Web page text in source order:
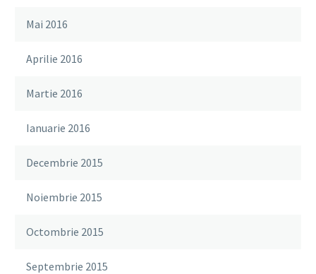
Mai 2016
Aprilie 2016
Martie 2016
Ianuarie 2016
Decembrie 2015
Noiembrie 2015
Octombrie 2015
Septembrie 2015